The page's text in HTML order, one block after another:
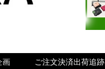
画 ご注文決済出荷追跡